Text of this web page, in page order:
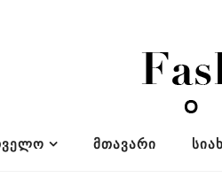
ᲛᲗᲐᲕᲐᲠᲘ